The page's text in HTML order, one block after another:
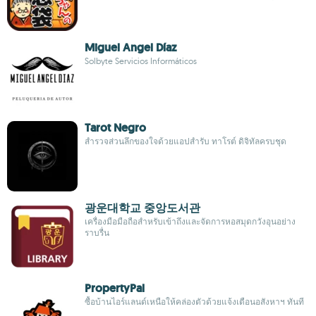
Miguel Angel Díaz
Solbyte Servicios Informáticos
Tarot Negro
สำรวจส่วนลึกของใจด้วยแอปสำรับ ทาโรต์ ดิจิทัลครบชุด
광운대학교 중앙도서관
เครื่องมือมือถือสำหรับเข้าถึงและจัดการหอสมุดกวังอุนอย่าง
ราบรื่น
PropertyPal
ซื้อบ้านไอร์แลนด์เหนือให้คล่องตัวด้วยแจ้งเตือนอสังหาฯ ทันที